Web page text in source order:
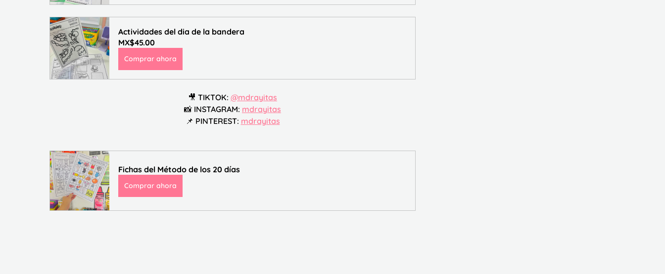
Actividades del dia de la bandera
MX$45.00
Comprar ahora
🎥 TIKTOK: @mdrayitas
📸 INSTAGRAM: mdrayitas
📌 PINTEREST: mdrayitas
Fichas del Método de los 20 días
Comprar ahora